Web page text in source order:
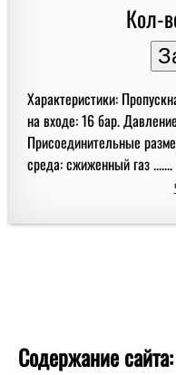
Кол-
Характеристики:
на входе: 16 бар.
Присоединительные
среда: сжиженный газ .......
Содержание сайта: